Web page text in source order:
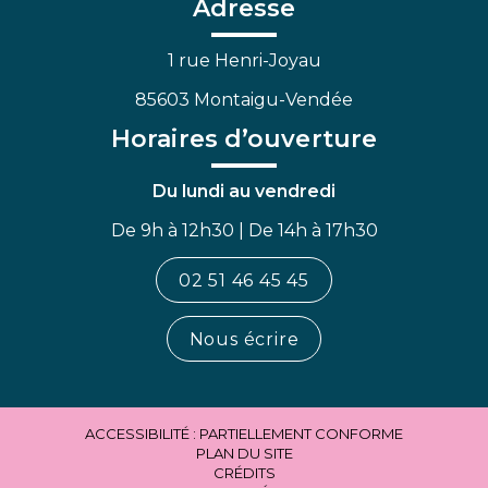
Adresse
1 rue Henri-Joyau
85603 Montaigu-Vendée
Horaires d’ouverture
Du lundi au vendredi
De 9h à 12h30 | De 14h à 17h30
02 51 46 45 45
Nous écrire
ACCESSIBILITÉ : PARTIELLEMENT CONFORME
PLAN DU SITE
CRÉDITS